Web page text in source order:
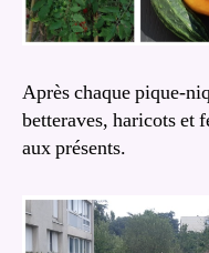
Après chaque pique-
betteraves, haricots et
aux présents.